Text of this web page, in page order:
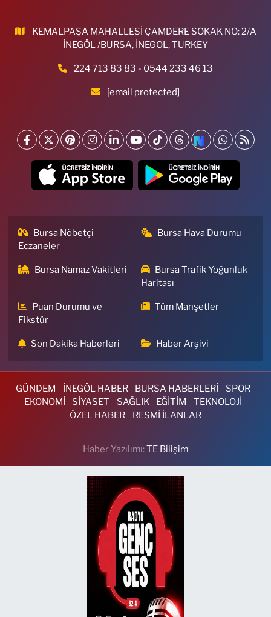
KEMALPAŞA MAHALLESİ ÇAMDERE SOKAK NO: 2/A
İNEGÖL /BURSA, İNEGOL, TURKEY
224 713 83 83 - 0544 233 46 13
[email protected]
Bursa Nöbetçi
Eczaneler
Bursa Hava Durumu
Bursa Namaz Vakitleri
Bursa Trafik Yoğunluk
Haritası
Puan Durumu ve
Fikstür
Tüm Manşetler
Son Dakika Haberleri Haber Arşivi
GÜNDEM İNEGÖL HABER BURSA HABERLERİ
SPOR
EKONOMİ
SİYASET SAĞLIK EĞİTİM
TEKNOLOJİ
ÖZEL HABER
RESMİ İLANLAR
Haber Yazılımı:TE Bilişim